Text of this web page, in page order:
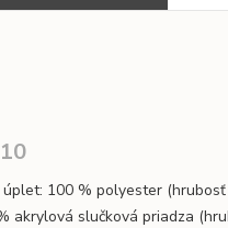
100 % polyester
akrylová slučková priadza